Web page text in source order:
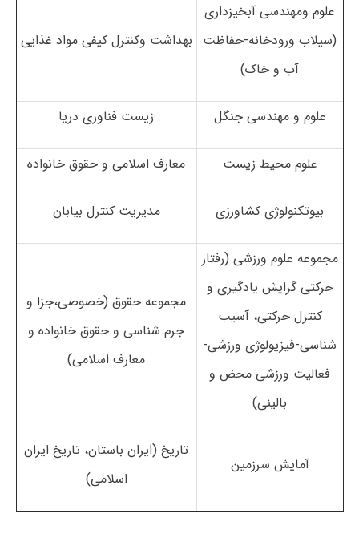
علوم ومهندسی آبخیزداری
(سیلاب ورودخانه-حفاظت
آب و خاک)
بهداشت وکنترل کیفی مواد غذایی
علوم و مهندسی جنگل زیست فناوری دریا
علوم محیط زیست معارف اسلامی و حقوق خانواده
بیوتکنولوژی کشاورزی مدیریت کنترل بیابان
مجموعه علوم ورزشی (رفتار
حرکتی گرایش یادگیری و
کنترل حرکتی، آسیب
شناسی-فیزیولوژی ورزشی-
فعالیت ورزشی محض و
بالینی)
مجموعه حقوق (خصوصی،جزا و
جرم شناسی و حقوق خانواده و
معارف اسلامی)
آمایش سرزمین
تاریخ (ایران باستان، تاریخ ایران
اسلامی)